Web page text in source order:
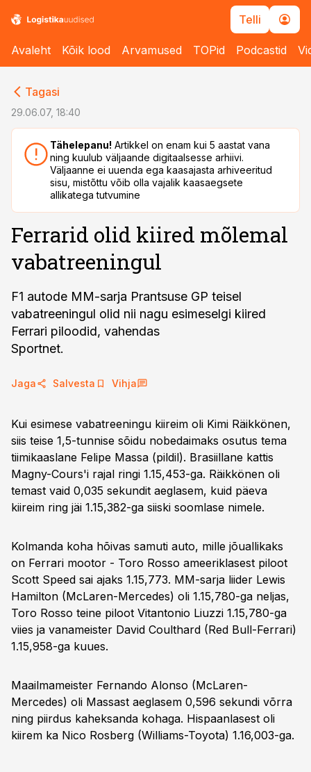
Telli
Avaleht Kõik lood Arvamused TOPid Podcastid
Tagasi
29.06.07, 18:40
Tähelepanu! Artikkel on enam kui 5 aastat vana
ning kuulub väljaande digitaalsesse arhiivi.
Väljaanne ei uuenda ega kaasajasta arhiveeritud
sisu, mistõttu võib olla vajalik kaasaegsete
allikatega tutvumine
Ferrarid olid kiired mõlemal
vabatreeningul
F1 autode MM-sarja Prantsuse GP teisel
vabatreeningul olid nii nagu esimeselgi kiired
Ferrari piloodid, vahendas
Sportnet.
Jaga Salvesta Vihja
Kui esimese vabatreeningu kiireim oli Kimi Räikkönen,
siis teise 1,5-tunnise sõidu nobedaimaks osutus tema
tiimikaaslane Felipe Massa (pildil). Brasiillane kattis
Magny-Cours'i rajal ringi 1.15,453-ga. Räikkönen oli
temast vaid 0,035 sekundit aeglasem, kuid päeva
kiireim ring jäi 1.15,382-ga siiski soomlase nimele.
Kolmanda koha hõivas samuti auto, mille jõuallikaks
on Ferrari mootor - Toro Rosso ameeriklasest piloot
Scott Speed sai ajaks 1.15,773. MM-sarja liider Lewis
Hamilton (McLaren-Mercedes) oli 1.15,780-ga neljas,
Toro Rosso teine piloot Vitantonio Liuzzi 1.15,780-ga
viies ja vanameister David Coulthard (Red Bull-Ferrari)
1.15,958-ga kuues.
Maailmameister Fernando Alonso (McLaren-
Mercedes) oli Massast aeglasem 0,596 sekundi võrra
ning piirdus kaheksanda kohaga. Hispaanlasest oli
kiirem ka Nico Rosberg (Williams-Toyota) 1.16,003-ga.